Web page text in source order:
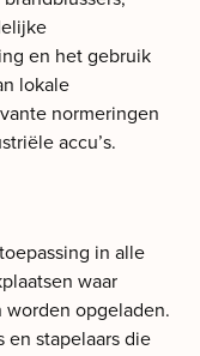
en het gebruik
lokale
normeringen
accu’s.
in alle
waar
opgeladen.
stapelaars die